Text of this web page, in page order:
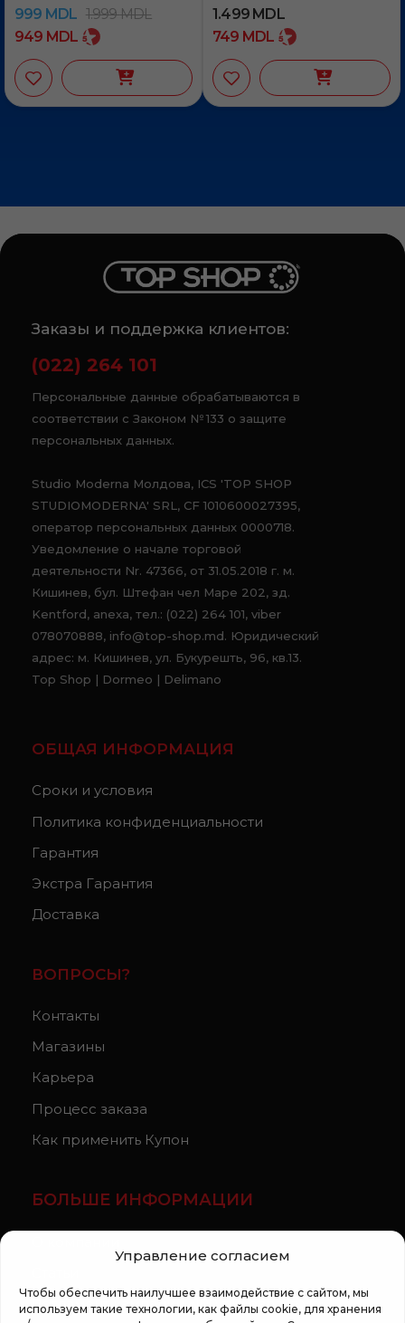
Управление согласием
Чтобы обеспечить наилучшее взаимодействие с сайтом, мы
используем такие технологии, как файлы cookie, для хранения
999 MDL 1.999MDL
949 MDL
1.499 MDL
749 MDL
Заказы и поддержка клиентов:
(022) 264 101
Персональные данные обрабатываются в
соответствии с Законом № 133 о защите
персональных данных.
Studio Moderna Молдова, ICS 'TOP SHOP
STUDIOMODERNA' SRL, CF 1010600027395,
оператор персональных данных 0000718.
Уведомление о начале торговой
деятельности Nr. 47366, от 31.05.2018 г. м.
Кишинев, бул. Штефан чел Маре 202, зд.
Kentford, anexa, тел.: (022) 264 101, viber
078070888, info@top-shop.md. Юридический
адрес: м. Кишинев, ул. Букурешть, 96, кв.13.
Top Shop | Dormeo | Delimano
ОБЩАЯ ИНФОРМАЦИЯ
Сроки и условия
Политика конфиденциальности
Гарантия
Экстра Гарантия
Доставка
ВОПРОСЫ?
Контакты
Магазины
Карьера
Процесс заказа
Как применить Купон
БОЛЬШЕ ИНФОРМАЦИИ
Регламент кампании «100 zile pana la vis»